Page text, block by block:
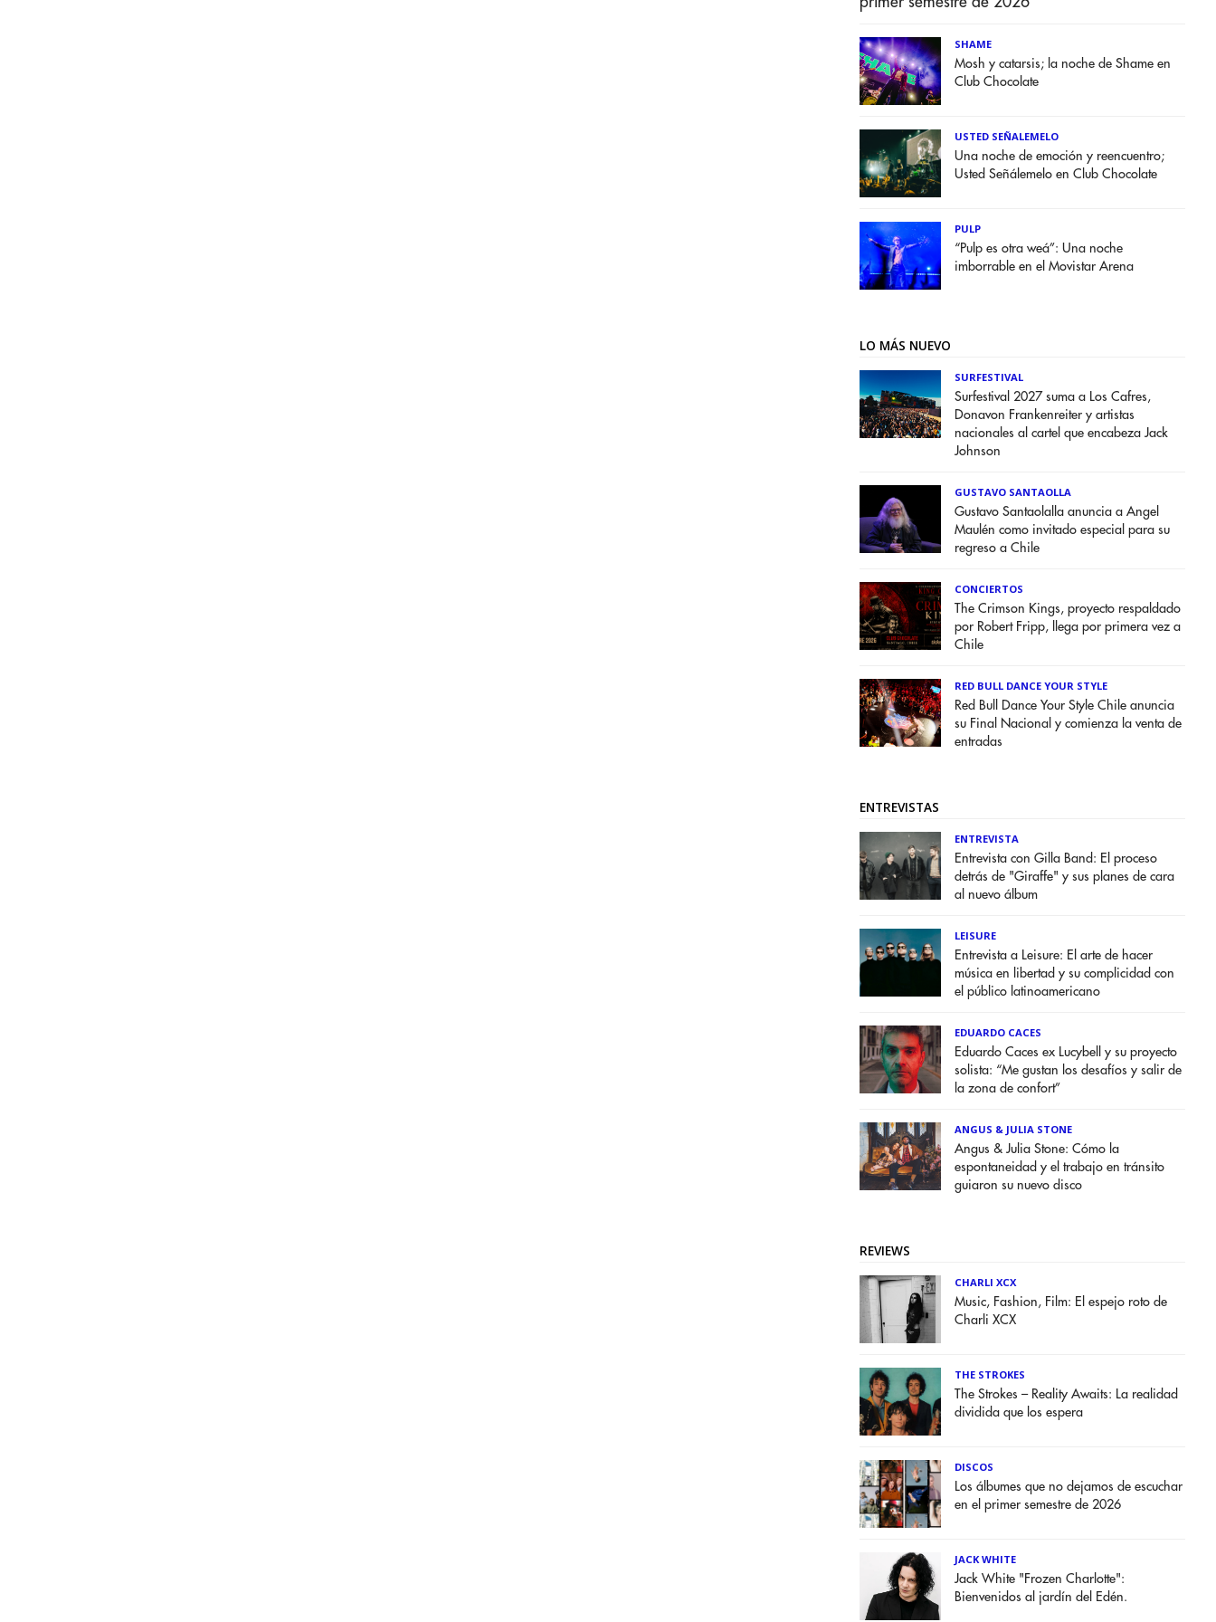
SHAME
Mosh y catarsis; la noche de Shame en
Club Chocolate
USTED SEÑALEMELO
Una noche de emoción y reencuentro;
Usted Señálemelo en Club Chocolate
PULP
“Pulp es otra weá”: Una noche
imborrable en el Movistar Arena
LO MÁS NUEVO
SURFESTIVAL
Surfestival 2027 suma a Los Cafres,
Donavon Frankenreiter y artistas
nacionales al cartel que encabeza Jack
Johnson
GUSTAVO SANTAOLLA
Gustavo Santaolalla anuncia a Angel
Maulén como invitado especial para su
regreso a Chile
CONCIERTOS
The Crimson Kings, proyecto respaldado
por Robert Fripp, llega por primera vez a
Chile
RED BULL DANCE YOUR STYLE
Red Bull Dance Your Style Chile anuncia
su Final Nacional y comienza la venta de
entradas
ENTREVISTAS
ENTREVISTA
Entrevista con Gilla Band: El proceso
detrás de "Giraffe" y sus planes de cara
al nuevo álbum
LEISURE
Entrevista a Leisure: El arte de hacer
música en libertad y su complicidad con
el público latinoamericano
EDUARDO CACES
Eduardo Caces ex Lucybell y su proyecto
solista: “Me gustan los desafíos y salir de
la zona de confort”
ANGUS & JULIA STONE
Angus & Julia Stone: Cómo la
espontaneidad y el trabajo en tránsito
guiaron su nuevo disco
REVIEWS
CHARLI XCX
Music, Fashion, Film: El espejo roto de
Charli XCX
THE STROKES
The Strokes – Reality Awaits: La realidad
dividida que los espera
DISCOS
Los álbumes que no dejamos de escuchar
en el primer semestre de 2026
JACK WHITE
Jack White "Frozen Charlotte":
Bienvenidos al jardín del Edén.